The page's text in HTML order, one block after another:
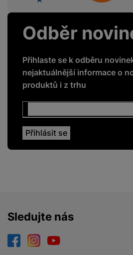
Odběr
Přihlaste se k odběru
nejaktuálnější informace o
produktů i z trhu
Sledujte nás